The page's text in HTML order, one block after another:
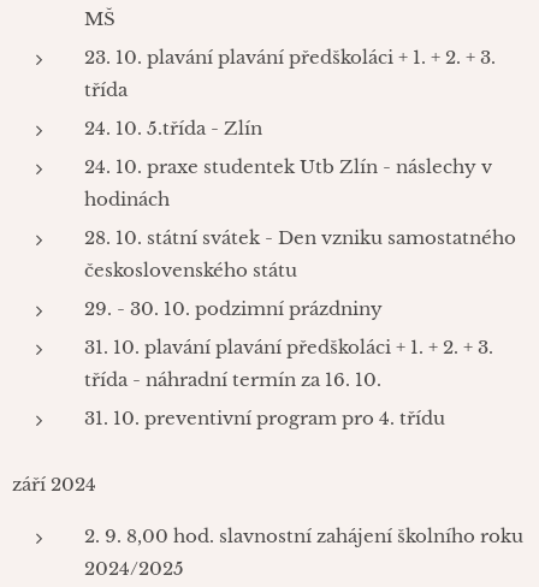
MŠ
23. 10. plavání plavání předškoláci + 1. + 2. + 3.
třída
24. 10. 5.třída - Zlín
24. 10. praxe studentek Utb Zlín - náslechy v
hodinách
28. 10. státní svátek - Den vzniku samostatného
československého státu
29. - 30. 10. podzimní prázdniny
31. 10. plavání plavání předškoláci + 1. + 2. + 3.
třída - náhradní termín za 16. 10.
31. 10. preventivní program pro 4. třídu
září 2024
2. 9. 8,00 hod. slavnostní zahájení školního roku
2024/2025